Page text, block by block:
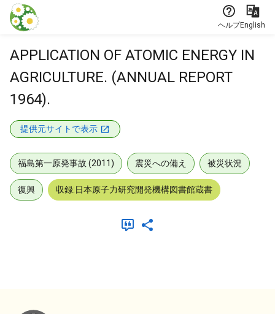
本文に飛ぶ
ヘルプEnglish
APPLICATION OF ATOMIC ENERGY IN
AGRICULTURE. (ANNUAL REPORT
1964).
提供元サイトで表示
福島第一原発事故 (2011) 震災への備え 被災状況
復興 収録:日本原子力研究開発機構図書館蔵書